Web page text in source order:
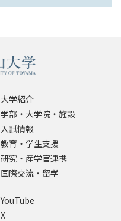
大学紹介
学部・大学院・施設
入試情報
教育・学生支援
研究・産学官連携
国際交流・留学
YouTube
X